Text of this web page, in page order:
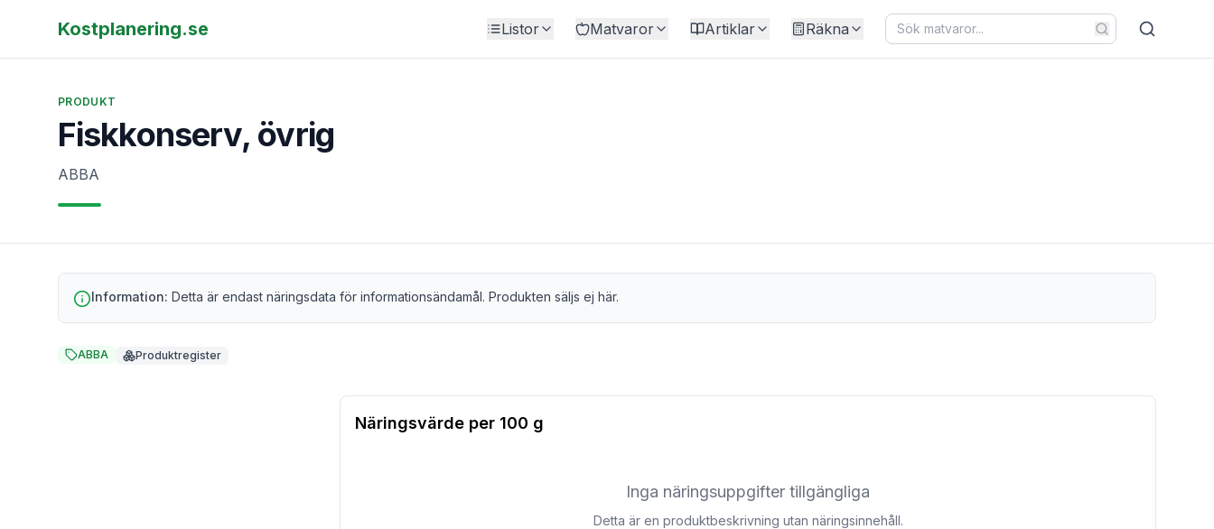
Kostplanering.se Listor Matvaror Artiklar Räkna
PRODUKT
Fiskkonserv, övrig
ABBA
Information: Detta är endast näringsdata för informationsändamål. Produkten säljs ej här.
ABBA Produktregister
Näringsvärde per 100 g
Inga näringsuppgifter tillgängliga
Detta är en produktbeskrivning utan näringsinnehåll.